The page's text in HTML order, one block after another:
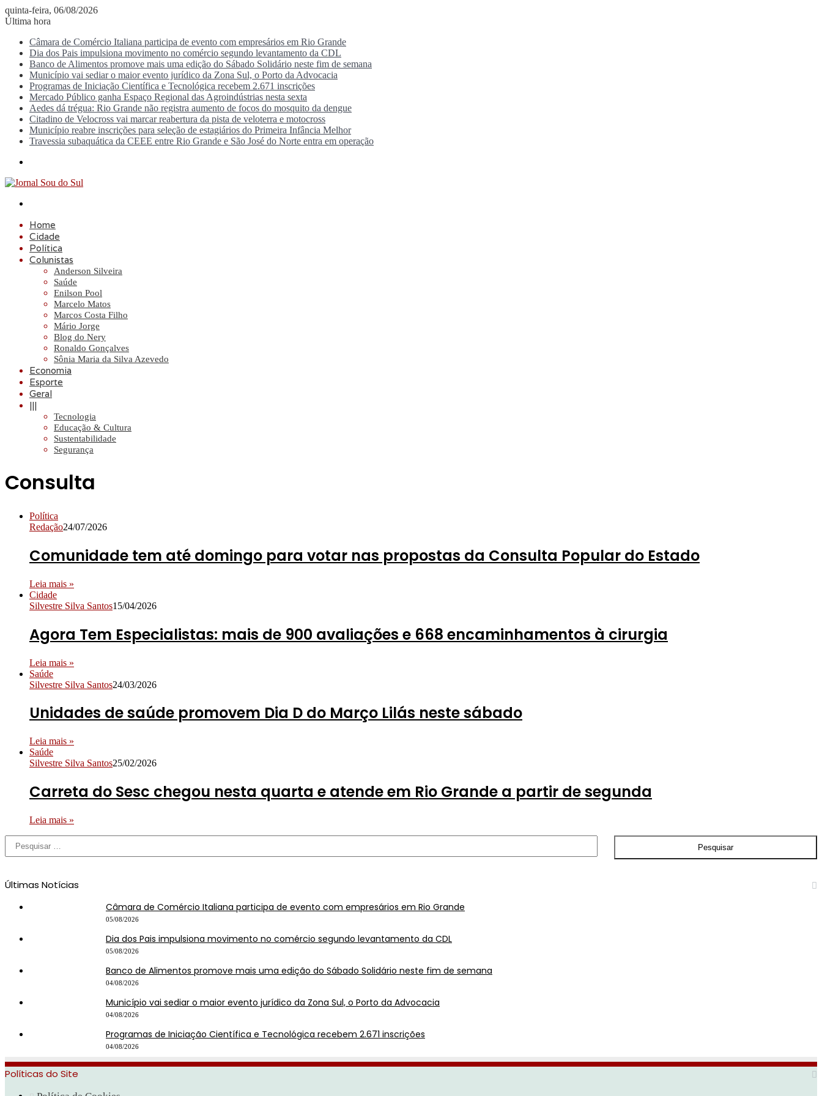
quinta-feira, 06/08/2026
Última hora
Câmara de Comércio Italiana participa de evento com empresários em Rio Grande
Dia dos Pais impulsiona movimento no comércio segundo levantamento da CDL
Banco de Alimentos promove mais uma edição do Sábado Solidário neste fim de semana
Município vai sediar o maior evento jurídico da Zona Sul, o Porto da Advocacia
Programas de Iniciação Científica e Tecnológica recebem 2.671 inscrições
Mercado Público ganha Espaço Regional das Agroindústrias nesta sexta
Aedes dá trégua: Rio Grande não registra aumento de focos do mosquito da dengue
Citadino de Velocross vai marcar reabertura da pista de veloterra e motocross
Município reabre inscrições para seleção de estagiários do Primeira Infância Melhor
Travessia subaquática da CEEE entre Rio Grande e São José do Norte entra em operação
Home
Cidade
Política
Colunistas
Anderson Silveira
Saúde
Enilson Pool
Marcelo Matos
Marcos Costa Filho
Mário Jorge
Blog do Nery
Ronaldo Gonçalves
Sônia Maria da Silva Azevedo
Economia
Esporte
Geral
|||
Tecnologia
Educação & Cultura
Sustentabilidade
Segurança
Consulta
Política
Redação24/07/2026
Comunidade tem até domingo para votar nas propostas da Consulta Popular do Estado
Leia mais »
Cidade
Silvestre Silva Santos15/04/2026
Agora Tem Especialistas: mais de 900 avaliações e 668 encaminhamentos à cirurgia
Leia mais »
Saúde
Silvestre Silva Santos24/03/2026
Unidades de saúde promovem Dia D do Março Lilás neste sábado
Leia mais »
Saúde
Silvestre Silva Santos25/02/2026
Carreta do Sesc chegou nesta quarta e atende em Rio Grande a partir de segunda
Leia mais »
Pesquisar
Últimas Notícias
Câmara de Comércio Italiana participa de evento com empresários em Rio Grande
05/08/2026
Dia dos Pais impulsiona movimento no comércio segundo levantamento da CDL
05/08/2026
Banco de Alimentos promove mais uma edição do Sábado Solidário neste fim de semana
04/08/2026
Município vai sediar o maior evento jurídico da Zona Sul, o Porto da Advocacia
04/08/2026
Programas de Iniciação Científica e Tecnológica recebem 2.671 inscrições
04/08/2026
Políticas do Site